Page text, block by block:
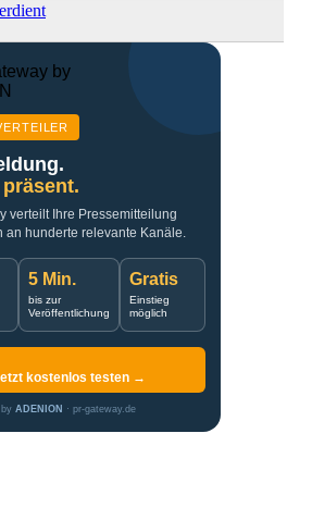
verteilt Ihre Pressemitteilung
an hunderte relevante Kanäle.
5 Min.
bis zur
Veröffentlichung
Gratis
Einstieg
möglich
kostenlos testen →
by ADENION · pr-gateway.de